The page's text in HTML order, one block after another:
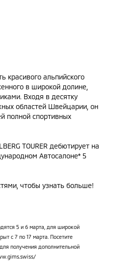
красивого альпийского
в широкой долине,
Входя в десятку
областей Швейцарии, он
полной спортивных
TOURER дебютирует на
Автосалоне* 5
чтобы узнать больше!
5 и 6 марта, для широкой
с 7 по 17 марта. Посетите
получения дополнительной